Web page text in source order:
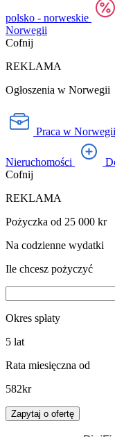
polsko - norweskie
Norwegii
Cofnij
REKLAMA
Ogłoszenia w Norwegii
Praca w Norwegii
Nieruchomości
Cofnij
REKLAMA
Pożyczka od 25 000 kr
Na codzienne wydatki
Ile chcesz pożyczyć
Okres spłaty
5 lat
Rata miesięczna od
582kr
Zapytaj o ofertę